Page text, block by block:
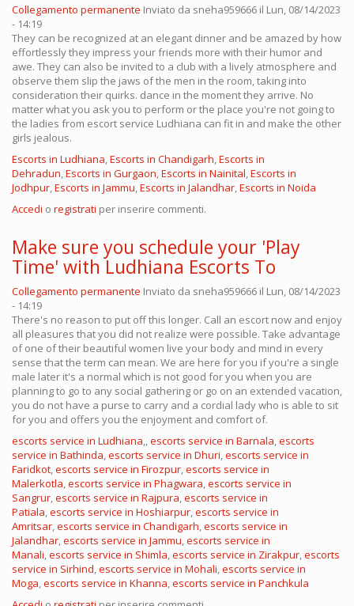
Collegamento permanente Inviato da sneha959666 il Lun, 08/14/2023
- 14:19
They can be recognized at an elegant dinner and be amazed by how
effortlessly they impress your friends more with their humor and
awe. They can also be invited to a club with a lively atmosphere and
observe them slip the jaws of the men in the room, taking into
consideration their quirks. dance in the moment they arrive. No
matter what you ask you to perform or the place you're not going to
the ladies from escort service Ludhiana can fit in and make the other
girls jealous.
Escorts in Ludhiana,Escorts in Chandigarh,Escorts in
Dehradun,Escorts in Gurgaon,Escorts in Nainital,Escorts in
Jodhpur,Escorts in Jammu,Escorts in Jalandhar,Escorts in Noida
Accedi o registrati per inserire commenti.
Make sure you schedule your 'Play
Time' with Ludhiana Escorts To
Collegamento permanente Inviato da sneha959666 il Lun, 08/14/2023
- 14:19
There's no reason to put off this longer. Call an escort now and enjoy
all pleasures that you did not realize were possible. Take advantage
of one of their beautiful women live your body and mind in every
sense that the term can mean. We are here for you if you're a single
male later it's a normal which is not good for you when you are
planning to go to any social gathering or go on an extended vacation,
you do not have a purse to carry and a cordial lady who is able to sit
for you and offers you the enjoyment and comfort of.
escorts service in Ludhiana,,escorts service in Barnala,escorts
service in Bathinda,escorts service in Dhuri,escorts service in
Faridkot,escorts service in Firozpur,escorts service in
Malerkotla,escorts service in Phagwara,escorts service in
Sangrur,escorts service in Rajpura,escorts service in
Patiala,escorts service in Hoshiarpur,escorts service in
Amritsar,escorts service in Chandigarh,escorts service in
Jalandhar,escorts service in Jammu,escorts service in
Manali,escorts service in Shimla,escorts service in Zirakpur,escorts
service in Sirhind,escorts service in Mohali,escorts service in
Moga,escorts service in Khanna,escorts service in Panchkula